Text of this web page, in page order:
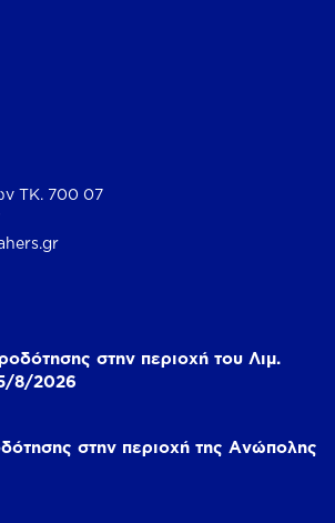
ΤΚ. 700 07
στην περιοχή του Λιμ.
8/2026
στην περιοχή της Ανώπολης